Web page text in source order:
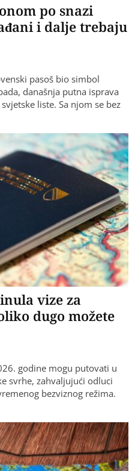
po snazi
i dalje trebaju
pasoš bio simbol
današnja putna isprava
liste. Sa njom se bez
vize za
dugo možete
godine mogu putovati u
svrhe, zahvaljujući odluci
bezviznog režima.